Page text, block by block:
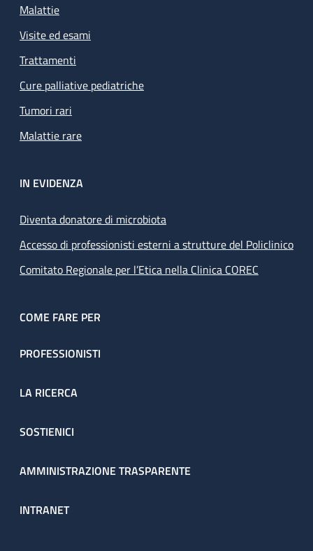
Malattie
Visite ed esami
Trattamenti
Cure palliative pediatriche
Tumori rari
Malattie rare
IN EVIDENZA
Diventa donatore di microbiota
Accesso di professionisti esterni a strutture del Policlinico
Comitato Regionale per l’Etica nella Clinica COREC
COME FARE PER
PROFESSIONISTI
LA RICERCA
SOSTIENICI
AMMINISTRAZIONE TRASPARENTE
INTRANET